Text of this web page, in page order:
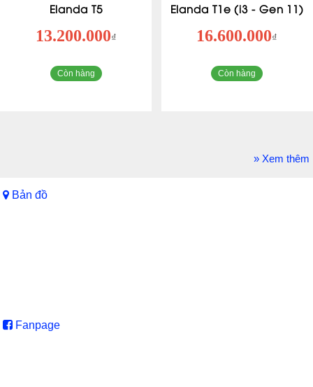
Elanda T5
13.200.000₫
Còn hàng
Elanda T1e (i3 - Gen 11)
16.600.000₫
Còn hàng
» Xem thêm
Bản đồ
Fanpage